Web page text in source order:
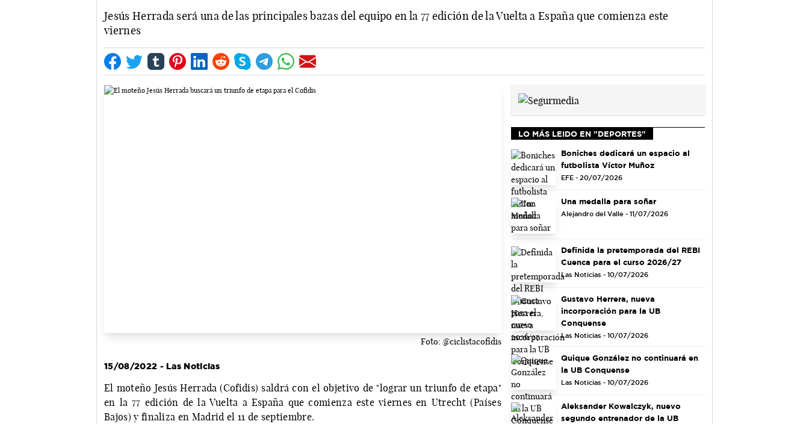
Jesús Herrada será una de las principales bazas del equipo en la 77 edición de la Vuelta a España que comienza este
viernes
Foto: @ciclistacofidis
15/08/2022 - Las Noticias
El moteño Jesús Herrada (Cofidis) saldrá con el objetivo de "lograr un triunfo de etapa"
en la 77 edición de la Vuelta a España que comienza este viernes en Utrecht (Países
Bajos) y finaliza en Madrid el 11 de septiembre.
LO MÁS LEIDO EN "DEPORTES"
Boniches dedicará un espacio al
futbolista Víctor Muñoz
EFE - 20/07/2026
Una medalla para soñar
Alejandro del Valle - 11/07/2026
Definida la pretemporada del REBI
Cuenca para el curso 2026/27
Las Noticias - 10/07/2026
Gustavo Herrera, nueva
incorporación para la UB
Conquense
Las Noticias - 10/07/2026
Quique González no continuará en
la UB Conquense
Las Noticias - 10/07/2026
Aleksander Kowalczyk, nuevo
segundo entrenador de la UB